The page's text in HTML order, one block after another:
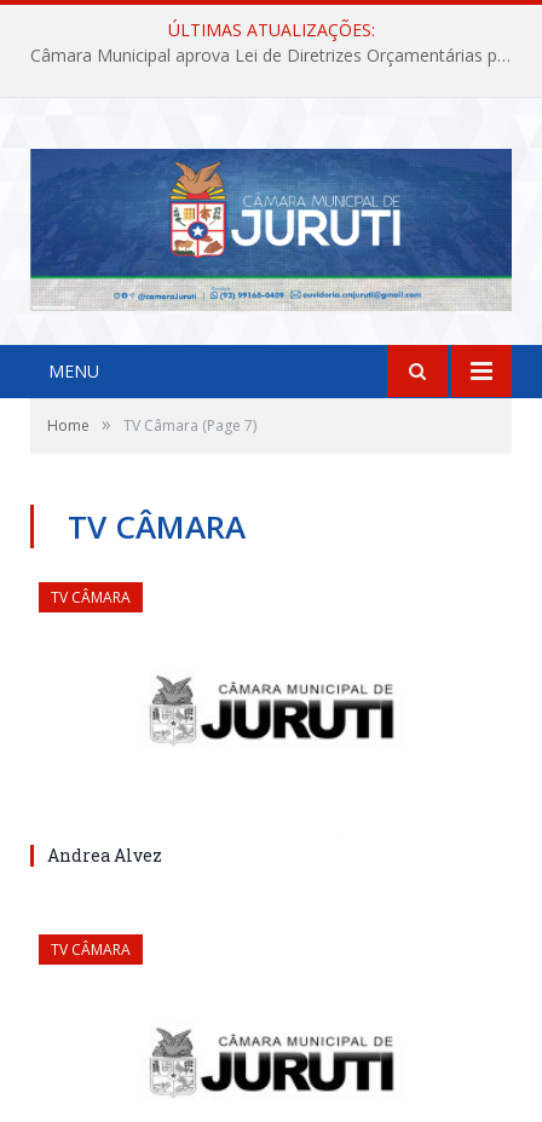
ÚLTIMAS ATUALIZAÇÕES:
Câmara Municipal aprova Lei de Diretrizes Orçamentárias para o exercício financeiro de 2027
MENU
Home » TV Câmara (Page 7)
TV CÂMARA
TV CÂMARA
Andrea Alvez
TV CÂMARA